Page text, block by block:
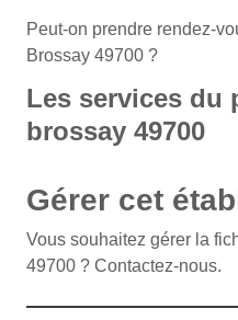
Peut-on prendre rendez-
Brossay 49700 ?
Les services du
brossay 49700
Gérer cet
Vous souhaitez gérer la
49700 ? Contactez-nous.